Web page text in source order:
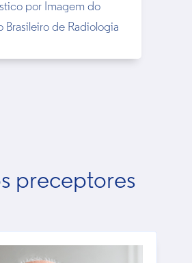
por Imagem do
Brasileiro de Radiologia
preceptores